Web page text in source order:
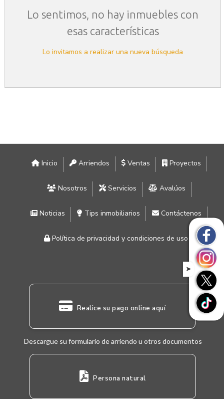
Lo sentimos, no hay inmuebles con
esas características
Lo invitamos a realizar una nueva búsqueda
Inicio Arriendos Ventas Proyectos
Nosotros Servicios Avalúos
Noticias Tips inmobiliarios Contáctenos
Política de privacidad y condiciones de uso
Realice su pago online aquí
Descargue su formulario de arriendo u otros documentos
Persona natural
➤